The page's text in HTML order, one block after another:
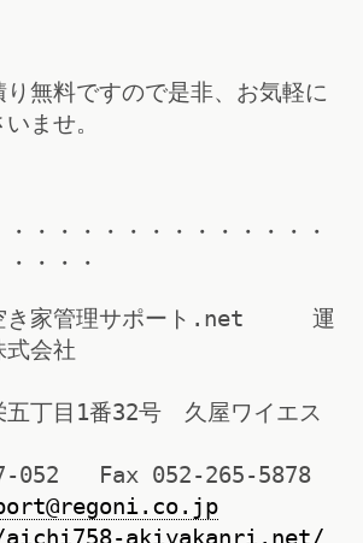
り無料ですので是非、お気軽に
ませ。
・・・・・・・・・・・・・・
・・・
空き家管理サポート.net 運
式会社
五丁目1番32号 久屋ワイエス
052 Fax 052-265-5878
akiyakanri.net/